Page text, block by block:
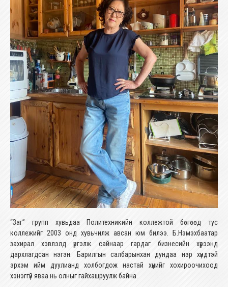
“Заг” групп хувьдаа Политехникийн коллежтой бөгөөд тус
коллежийг 2003 онд хувьчилж авсан юм билээ. Б.Нэмэхбаатар
захирал хэвлэлд үргэлж сайнаар гардаг бизнесийн хүрээнд
дархлагдсан нэгэн. Барилгын салбарынхан дундаа нэр хүндтэй
эрхэм ийм дуулианд холбогдож настай хүнийг хохироочихоод
хэнэггүй яваа нь олныг гайхашруулж байна.